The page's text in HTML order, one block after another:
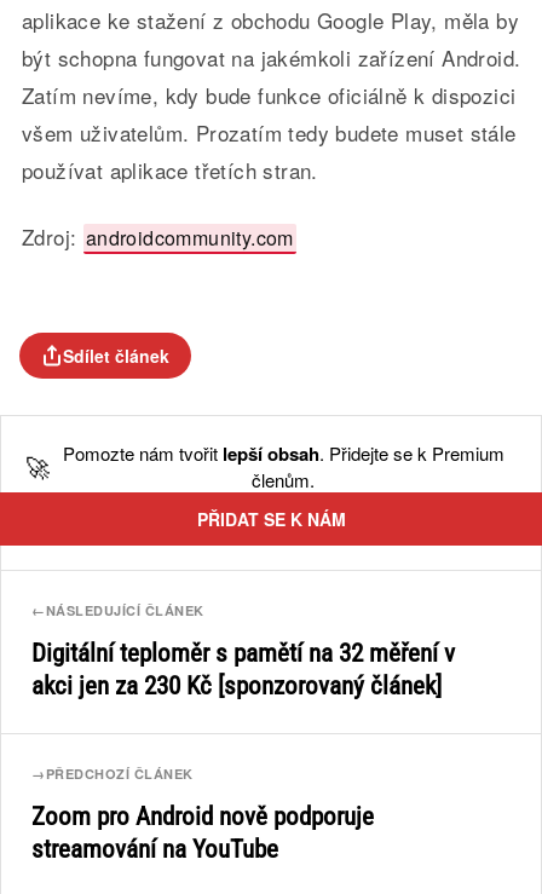
aplikace ke stažení z obchodu Google Play, měla by
být schopna fungovat na jakémkoli zařízení Android.
Zatím nevíme, kdy bude funkce oficiálně k dispozici
všem uživatelům. Prozatím tedy budete muset stále
používat aplikace třetích stran.
Zdroj: androidcommunity.com
Sdílet článek
🚀 Pomozte nám tvořit lepší obsah. Přidejte se k Premium
členům.
PŘIDAT SE K NÁM
←NÁSLEDUJÍCÍ ČLÁNEK
Digitální teploměr s pamětí na 32 měření v
akci jen za 230 Kč [sponzorovaný článek]
→ PŘEDCHOZÍ ČLÁNEK
Zoom pro Android nově podporuje
streamování na YouTube